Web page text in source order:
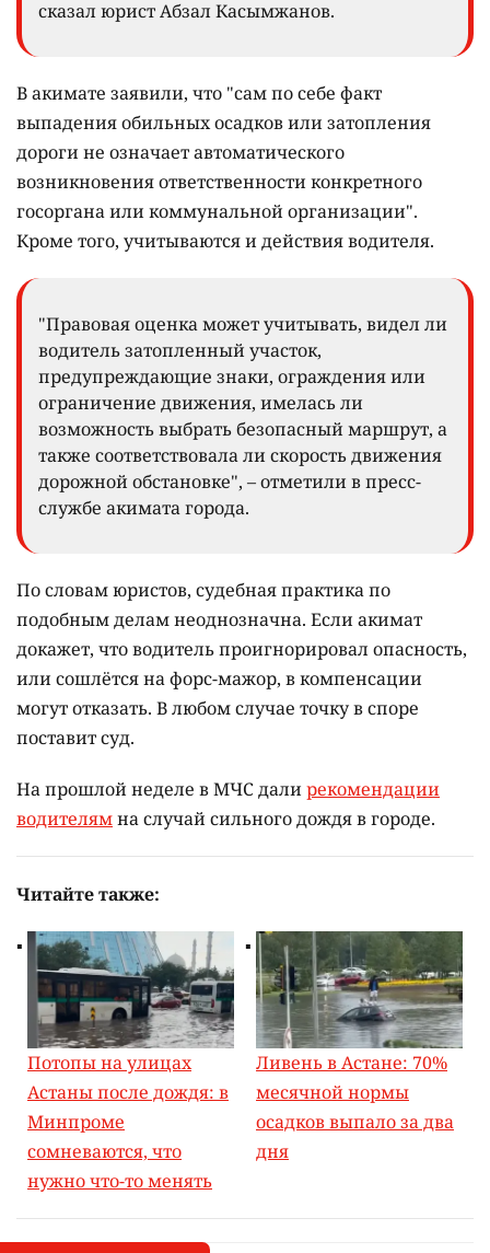
сказал юрист Абзал Касымжанов.
В акимате заявили, что "сам по себе факт
выпадения обильных осадков или затопления
дороги не означает автоматического
возникновения ответственности конкретного
госоргана или коммунальной организации".
Кроме того, учитываются и действия водителя.
"Правовая оценка может учитывать, видел ли
водитель затопленный участок,
предупреждающие знаки, ограждения или
ограничение движения, имелась ли
возможность выбрать безопасный маршрут, а
также соответствовала ли скорость движения
дорожной обстановке", – отметили в пресс-
службе акимата города.
По словам юристов, судебная практика по
подобным делам неоднозначна. Если акимат
докажет, что водитель проигнорировал опасность,
или сошлётся на форс-мажор, в компенсации
могут отказать. В любом случае точку в споре
поставит суд.
На прошлой неделе в МЧС далирекомендации
водителямна случай сильного дождя в городе.
Читайте также:
Потопы на улицах
Астаны после дождя: в
Минпроме
сомневаются, что
нужно что-то менять
Ливень в Астане: 70%
месячной нормы
осадков выпало за два
дня